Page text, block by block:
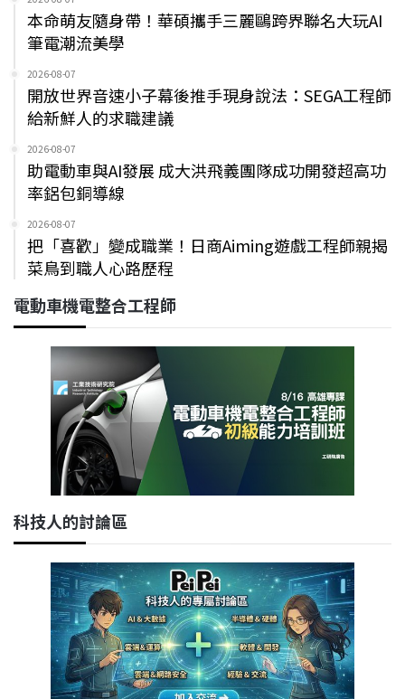
本命萌友隨身帶！華碩攜手三麗鷗跨界聯名大玩AI
筆電潮流美學
2026-08-07
開放世界音速小子幕後推手現身說法：SEGA工程師
給新鮮人的求職建議
2026-08-07
助電動車與AI發展 成大洪飛義團隊成功開發超高功
率鋁包銅導線
2026-08-07
把「喜歡」變成職業！日商Aiming遊戲工程師親揭
菜鳥到職人心路歷程
電動車機電整合工程師
科技人的討論區